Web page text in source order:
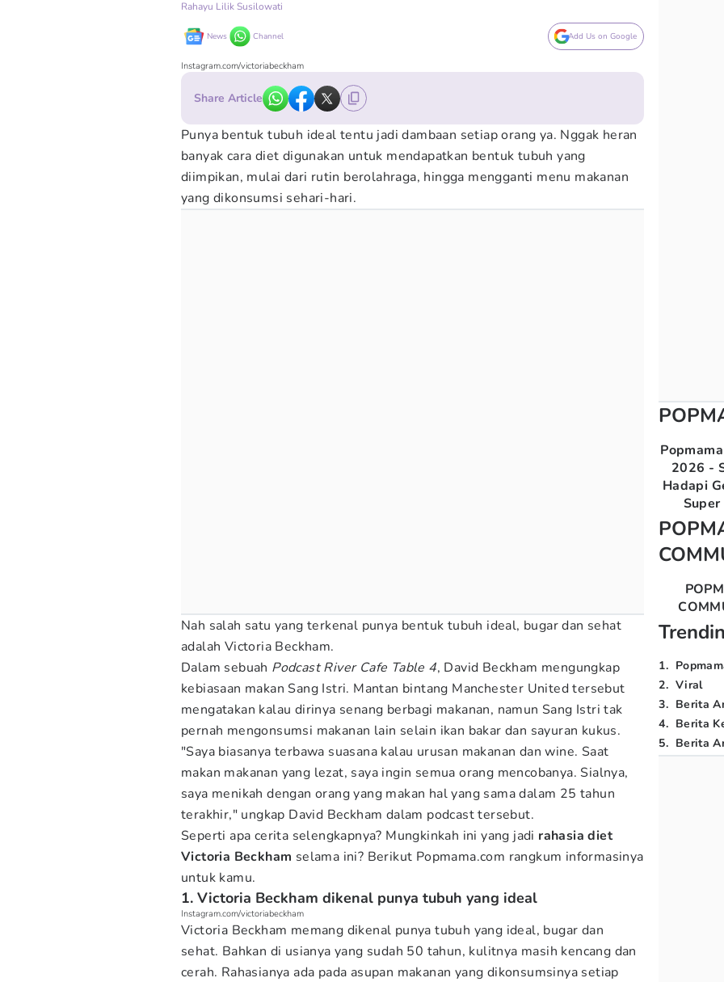
Rahayu Lilik Susilowati
News Channel Add Us on Google
Instagram.com/victoriabeckham
Share Article
Punya bentuk tubuh ideal tentu jadi dambaan setiap orang ya. Nggak heran
banyak cara diet digunakan untuk mendapatkan bentuk tubuh yang
diimpikan, mulai dari rutin berolahraga, hingga mengganti menu makanan
yang dikonsumsi sehari-hari.
Nah salah satu yang terkenal punya bentuk tubuh ideal, bugar dan sehat
adalah Victoria Beckham.
Dalam sebuah Podcast River Cafe Table 4, David Beckham mengungkap
kebiasaan makan Sang Istri. Mantan bintang Manchester United tersebut
mengatakan kalau dirinya senang berbagi makanan, namun Sang Istri tak
pernah mengonsumsi makanan lain selain ikan bakar dan sayuran kukus.
"Saya biasanya terbawa suasana kalau urusan makanan dan wine. Saat
makan makanan yang lezat, saya ingin semua orang mencobanya. Sialnya,
saya menikah dengan orang yang makan hal yang sama dalam 25 tahun
terakhir," ungkap David Beckham dalam podcast tersebut.
Seperti apa cerita selengkapnya? Mungkinkah ini yang jadi rahasia diet
Victoria Beckham selama ini? Berikut Popmama.com rangkum informasinya
untuk kamu.
1. Victoria Beckham dikenal punya tubuh yang ideal
Instagram.com/victoriabeckham
Victoria Beckham memang dikenal punya tubuh yang ideal, bugar dan
sehat. Bahkan di usianya yang sudah 50 tahun, kulitnya masih kencang dan
cerah. Rahasianya ada pada asupan makanan yang dikonsumsinya setiap
2026 -
Hadapi
1.
2. Viral
3. Berita
4. Berita
5. Berita